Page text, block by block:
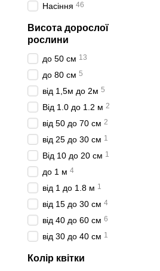
Насіння 46
Висота дорослої
рослини
до 50 см 13
до 80 см 5
від 1,5м до 2м 5
Від 1.0 до 1.2 м 2
від 50 до 70 см 2
від 25 до 30 см 1
Від 10 до 20 см 1
до 1 м 4
від 1 до 1.8 м 1
від 15 до 30 см 4
від 40 до 60 см 6
від 30 до 40 см 1
Колір квітки